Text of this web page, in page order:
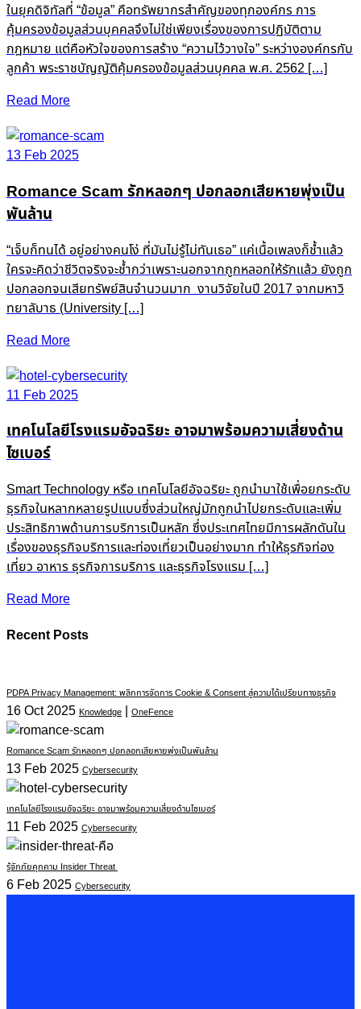
ในยุคดิจิทัลที่ “ข้อมูล” คือทรัพยากรสำคัญของทุกองค์กร การ
คุ้มครองข้อมูลส่วนบุคคลจึงไม่ใช่เพียงเรื่องของการปฏิบัติตาม
กฎหมาย แต่คือหัวใจของการสร้าง “ความไว้วางใจ” ระหว่างองค์กรกับ
ลูกค้า พระราชบัญญัติคุ้มครองข้อมูลส่วนบุคคล พ.ศ. 2562 […]
Read More
13 Feb 2025
Romance Scam รักหลอกๆ ปอกลอกเสียหายพุ่งเป็น
พันล้าน
“เจ็บก็ทนได้ อยู่อย่างคนโง่ ที่มันไม่รู้ไม่ทันเธอ” แค่เนื้อเพลงก็ช้ำแล้ว
ใครจะคิดว่าชีวิตจริงจะช้ำกว่าเพราะนอกจากถูกหลอกให้รักแล้ว ยังถูก
ปอกลอกจนเสียทรัพย์สินจำนวนมาก งานวิจัยในปี 2017 จากมหาวิ
ทยาลับาธ (University […]
Read More
11 Feb 2025
เทคโนโลยีโรงแรมอัจฉริยะ อาจมาพร้อมความเสี่ยงด้าน
ไซเบอร์
Smart Technology หรือ เทคโนโลยีอัจฉริยะ ถูกนำมาใช้เพื่อยกระดับ
ธุรกิจในหลากหลายรูปแบบซึ่งส่วนใหญ่มักถูกนำไปยกระดับและเพิ่ม
ประสิทธิภาพด้านการบริการเป็นหลัก ซึ่งประเทศไทยมีการผลักดันใน
เรื่องของธุรกิจบริการและท่องเที่ยวเป็นอย่างมาก ทำให้ธุรกิจท่อง
เที่ยว อาหาร ธุรกิจการบริการ และธุรกิจโรงแรม […]
Read More
Recent Posts
PDPA Privacy Management: พลิกการจัดการ Cookie & Consent สู่ความได้เปรียบทางธุรกิจ
16 Oct 2025 Knowledge | OneFence
Romance Scam รักหลอกๆ ปอกลอกเสียหายพุ่งเป็นพันล้าน
13 Feb 2025 Cybersecurity
เทคโนโลยีโรงแรมอัจฉริยะ อาจมาพร้อมความเสี่ยงด้านไซเบอร์
11 Feb 2025 Cybersecurity
รู้จักภัยคุกคาม Insider Threat
6 Feb 2025 Cybersecurity